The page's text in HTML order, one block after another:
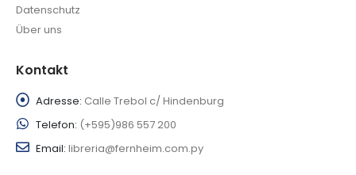
Datenschutz
Über uns
Kontakt
Adresse: Calle Trebol c/ Hindenburg
Telefon: (+595)986 557 200
Email: libreria@fernheim.com.py